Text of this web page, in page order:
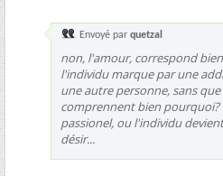
Envoyé par quetzal
non, l'amour, correspond
l'individu marque par une
une autre personne, sans
comprennent bien
passionel, ou l'individu
désir...